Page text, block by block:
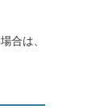
合は、